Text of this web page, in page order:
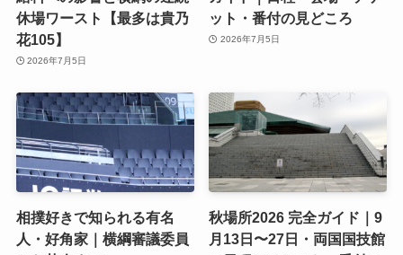
休場ワースト【最多は貴乃
花105】
2026年7月5日
ット・番付の見どころ
2026年7月5日
相撲好きで知られる有名
人・好角家｜横綱審議委員
秋場所2026 完全ガイド｜9
月13日〜27日・両国国技館